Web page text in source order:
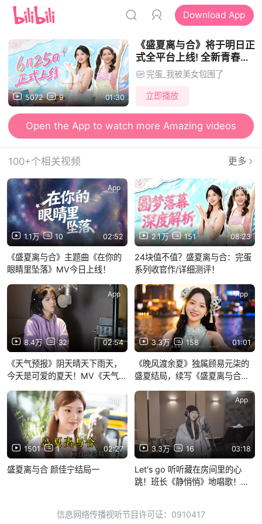
Download App
5072 9 01:30
《盛夏离与合》将于明日正
式全平台上线! 全新青春片
PV来袭~邀各位一同奔赴这
场关于离别、重逢、成长与
抉择的盛夏之旅！
完蛋_我被美女包围了
立即播放
Open the App to watch more Amazing videos
100+个相关视频 更多
1.1万 10 02:52
App
《盛夏离与合》主题曲《在你的
眼睛里坠落》MV今日上线！
2.1万 151 08:23
App
24块值不值？盛夏离与合：完蛋
系列收官作/详细测评！
8.4万 32 02:54
App
《天气预报》阴天晴天下雨天，
今天是可爱的夏天！MV《天气预
3.3万 158 01:01
App
《晚风渡余夏》独属顾易元柒的
盛夏结局，续写《盛夏离与合》
1501 1 02:27
App
盛夏离与合 颜佳宁结局一
3.3万 16 03:18
App
Let's go 听听藏在房间里的心
跳！班长《静悄悄》地唱歌！
信息网络传播视听节目许可证：0910417